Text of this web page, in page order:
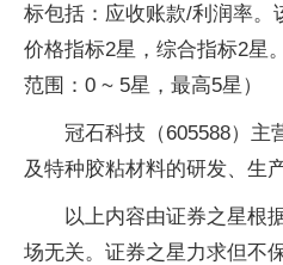
标包括：应收账款/利润率。
价格指标2星，综合指标2星
范围：0 ~ 5星，最高5星）
冠石科技（605588）主
及特种胶粘材料的研发、生
以上内容由证券之星根
场无关。证券之星力求但不